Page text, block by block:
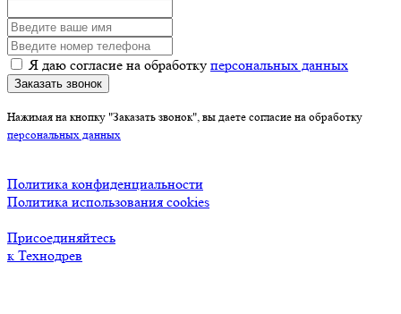
Я даю согласие на обработку персональных данных
Заказать звонок
Нажимая на кнопку "Заказать звонок", вы даете согласие на обработку
персональных данных
Политика конфиденциальности
Политика использования cookies
Присоединяйтесь
к Технодрев